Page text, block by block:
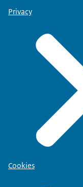
Privacy
Cookies